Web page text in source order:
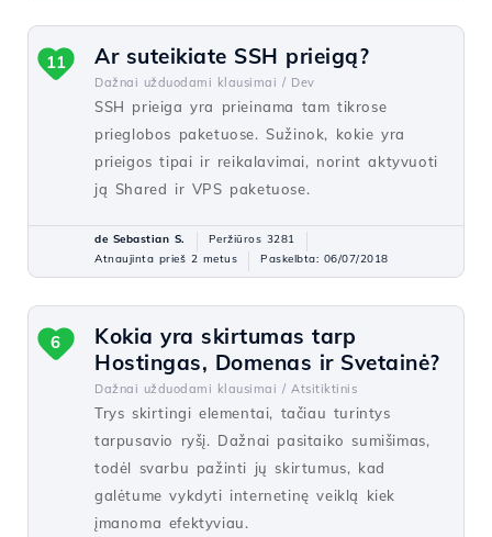
Ar suteikiate SSH prieigą?
Dažnai užduodami klausimai / Dev
SSH prieiga yra prieinama tam tikrose
prieglobos paketuose. Sužinok, kokie yra
prieigos tipai ir reikalavimai, norint aktyvuoti
ją Shared ir VPS paketuose.
11
de Sebastian S.
Peržiūros 3281
Atnaujinta prieš 2 metus
Paskelbta: 06/07/2018
Kokia yra skirtumas tarp
Hostingas, Domenas ir Svetainė?
Dažnai užduodami klausimai / Atsitiktinis
Trys skirtingi elementai, tačiau turintys
tarpusavio ryšį. Dažnai pasitaiko sumišimas,
todėl svarbu pažinti jų skirtumus, kad
galėtume vykdyti internetinę veiklą kiek
įmanoma efektyviau.
6